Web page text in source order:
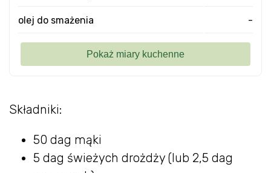
Składniki:
50 dag mąki
5 dag świeżych drożdży (lub 2,5 dag
olej do smażenia -